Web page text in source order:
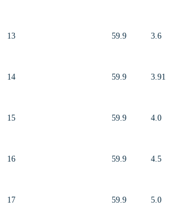
13 59.9 3.6
14 59.9 3.91
15 59.9 4.0
16 59.9 4.5
17 59.9 5.0